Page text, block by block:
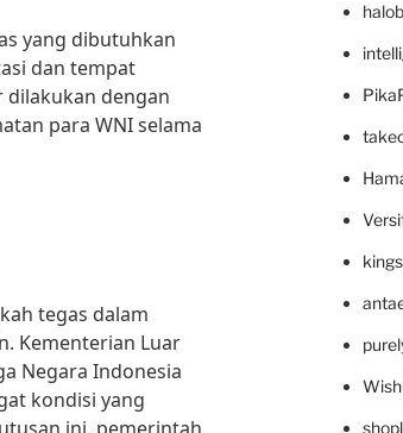
yang dibutuhkan
dan tempat
dilakukan dengan
para WNI selama
tegas dalam
Kementerian Luar
Negara Indonesia
kondisi yang